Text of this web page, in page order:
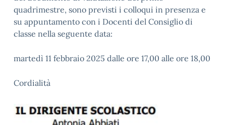
quadrimestre, sono previsti i colloqui in presenza e
su appuntamento con i Docenti del Consiglio di
classe nella seguente data:
martedì 11 febbraio 2025 dalle ore 17,00 alle ore 18,00
Cordialità